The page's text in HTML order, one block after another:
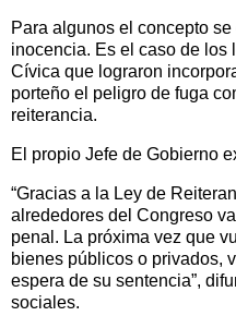
Para algunos el concepto
inocencia. Es el caso de
Cívica que lograron
porteño el peligro de fuga
reiterancia.
El propio Jefe de Gobierno
“Gracias a la Ley de
alrededores del Congreso
penal. La próxima vez que
bienes públicos o privados,
espera de su sentencia”,
sociales.